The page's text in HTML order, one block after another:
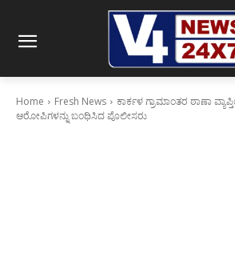
Home Fresh News
ಕಾರ್ಕಳ ಗ್ರಾಮಾಂತರ ಠಾಣಾ
ಆರೋಪಿಗಳನ್ನು ಬಂಧಿಸಿದ ಪೊಲೀಸರು